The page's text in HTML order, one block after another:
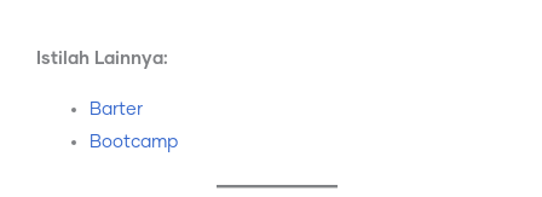
Istilah Lainnya:
Barter
Bootcamp